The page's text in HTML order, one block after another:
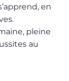
en
pleine
au